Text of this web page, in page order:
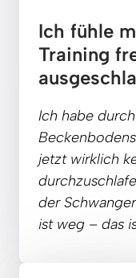
Ich fühle
Training
Ich habe durch
jetzt wirklich
der
ist weg – das